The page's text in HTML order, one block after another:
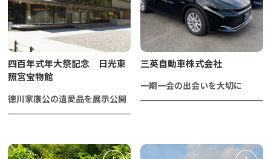
四百年式年大祭記念 日光東
照宮宝物館
徳川家康公の遺愛品を展示公開
三英自動車株式会社
一期一会の出会いを大切に